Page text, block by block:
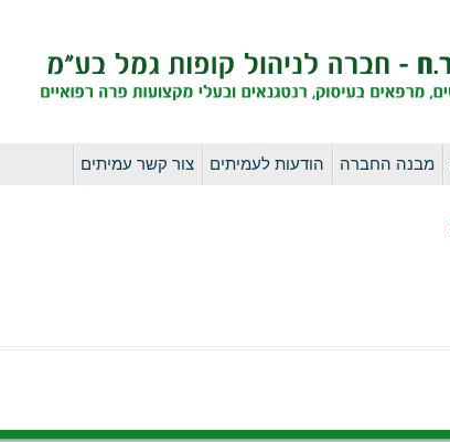
לדלג
מבנה החברה הודעות לעמיתים צור קשר עמיתים